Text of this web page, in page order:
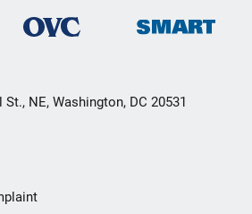
NE, Washington, DC 20531